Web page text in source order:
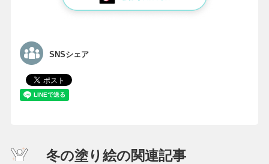
SNSシェア
冬の塗り絵の関連記事